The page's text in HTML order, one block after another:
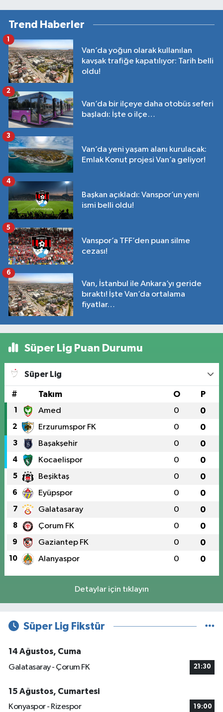
Trend Haberler
Van’da yoğun olarak kullanılan
kavşak trafiğe kapatılıyor: Tarih belli
oldu!
1
Van’da bir ilçeye daha otobüs seferi
başladı: İşte o ilçe…
2
Van’da yeni yaşam alanı kurulacak:
Emlak Konut projesi Van’a geliyor!
3
Başkan açıkladı: Vanspor’un yeni
ismi belli oldu!
4
Vanspor’a TFF’den puan silme
cezası!
5
Van, İstanbul ile Ankara’yı geride
bıraktı! İşte Van’da ortalama
fiyatlar…
6
Süper Lig Puan Durumu
Süper Lig
# Takım O P
1 Amed 0 0
2 Erzurumspor FK 0 0
3 Başakşehir 0 0
4 Kocaelispor 0 0
5 Beşiktaş 0 0
6 Eyüpspor 0 0
7 Galatasaray 0 0
8 Çorum FK 0 0
9 Gaziantep FK 0 0
10 Alanyaspor 0 0
Detaylar için tıklayın
Süper Lig Fikstür
14 Ağustos, Cuma
Galatasaray - Çorum FK
21:30
15 Ağustos, Cumartesi
Konyaspor - Rizespor
19:00